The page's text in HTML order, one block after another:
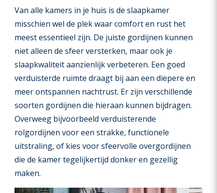
Van alle kamers in je huis is de slaapkamer
misschien wel de plek waar comfort en rust het
meest essentieel zijn. De juiste gordijnen kunnen
niet alleen de sfeer versterken, maar ook je
slaapkwaliteit aanzienlijk verbeteren. Een goed
verduisterde ruimte draagt bij aan een diepere en
meer ontspannen nachtrust. Er zijn verschillende
soorten gordijnen die hieraan kunnen bijdragen.
Overweeg bijvoorbeeld verduisterende
rolgordijnen voor een strakke, functionele
uitstraling, of kies voor sfeervolle overgordijnen
die de kamer tegelijkertijd donker en gezellig
maken.